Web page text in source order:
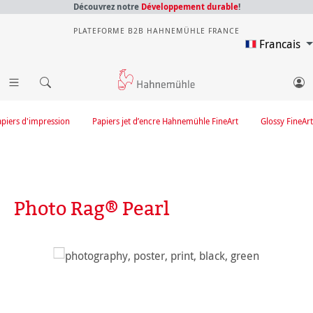
Découvrez notre Développement durable!
PLATEFORME B2B HAHNEMÜHLE FRANCE
Francais
Glossy FineArt
Papiers jet d’encre Hahnemühle FineArt
d'impression
Photo Rag® Pearl
Ignorer la galerie d'images